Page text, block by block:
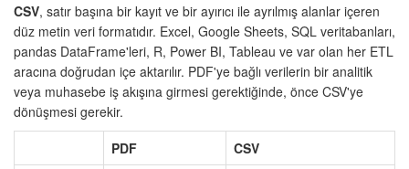
CSV, satır başına bir kayıt ve bir ayırıcı ile ayrılmış alanlar içeren
düz metin veri formatıdır. Excel, Google Sheets, SQL veritabanları,
pandas DataFrame'leri, R, Power BI, Tableau ve var olan her ETL
aracına doğrudan içe aktarılır. PDF'ye bağlı verilerin bir analitik
veya muhasebe iş akışına girmesi gerektiğinde, önce CSV'ye
dönüşmesi gerekir.
PDF
CSV